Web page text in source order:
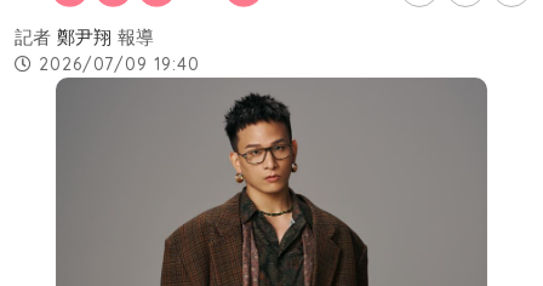
記者 鄭尹翔 報導
2026/07/09 19:40